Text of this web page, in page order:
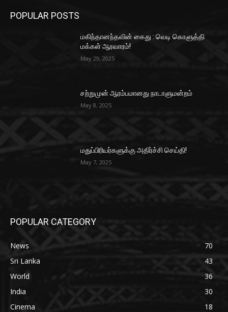
POPULAR POSTS
மகிந்தானந்தவின் கைது : வெடி கொளுத்தி
மக்கள் ஆரவாரம்!
May 29, 2025
சற்றுமுன் ஆரம்பமானது நாடாளுமன்றம்
May 8, 2025
மதுப்பிரியர்களுக்கு அதிர்ச்சி செய்தி!
May 7, 2025
POPULAR CATEGORY
News
70
Sri Lanka
43
World
36
India
30
Cinema
18